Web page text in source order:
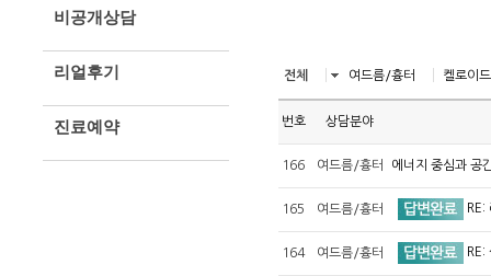
비공개상담
리얼후기
진료예약
전체 여드름/흉터 켈로이드
번호 상담분야
166 여드름/흉터 에너지 중심과 공
165 여드름/흉터 RE:
164 여드름/흉터 RE: